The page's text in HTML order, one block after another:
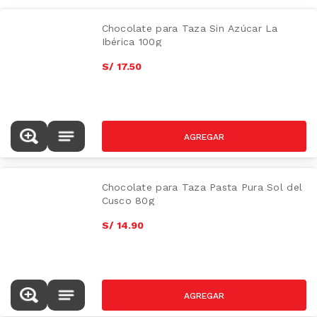
Chocolate para Taza Sin Azúcar La
Ibérica 100g
S/ 17.50
Cusco 80g